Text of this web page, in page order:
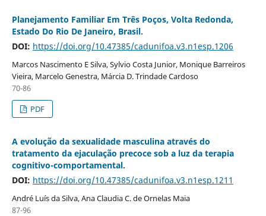
Planejamento Familiar Em Três Poços, Volta Redonda,
Estado Do Rio De Janeiro, Brasil.
DOI: https://doi.org/10.47385/cadunifoa.v3.n1esp.1206
Marcos Nascimento E Silva, Sylvio Costa Junior, Monique Barreiros
Vieira, Marcelo Genestra, Márcia D. Trindade Cardoso
70-86
PDF
A evolução da sexualidade masculina através do
tratamento da ejaculação precoce sob a luz da terapia
cognitivo-comportamental.
DOI: https://doi.org/10.47385/cadunifoa.v3.n1esp.1211
André Luís da Silva, Ana Claudia C. de Ornelas Maia
87-96